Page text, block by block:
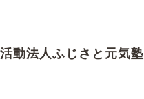
動法人ふじさと元気塾